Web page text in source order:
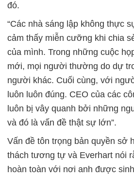
đó.
“Các nhà sáng lập không thực
cảm thấy miễn cưỡng khi chia
của mình. Trong những cuộc
mới, mọi người thường do dự
người khác. Cuối cùng, với
luôn luôn đúng. CEO của các
luôn bị vây quanh bởi những
và đó là vấn đề thật sự lớn”.
Vấn đề tôn trọng bản quyền sở
thách tương tự và Everhart nói
hoàn toàn với nơi anh được